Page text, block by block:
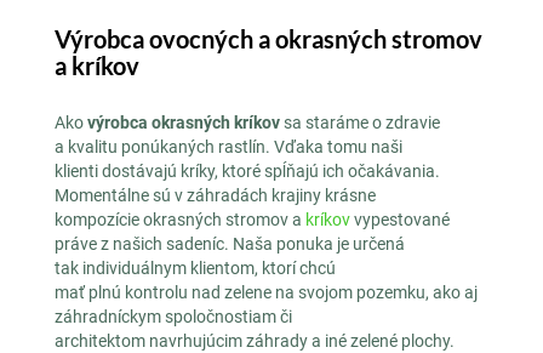
Výrobca ovocných a okrasných stromov
a kríkov
Akovýrobca okrasných kríkov sa staráme o zdravie
a kvalitu ponúkaných rastlín. Vďaka tomu naši
klienti dostávajú kríky, ktoré spĺňajú ich očakávania.
Momentálne sú v záhradách krajiny krásne
kompozície okrasných stromov a kríkovvypestované
práve z našich sadeníc. Naša ponuka je určená
tak individuálnym klientom, ktorí chcú
mať plnú kontrolu nad zelene na svojom pozemku, ako aj
záhradníckym spoločnostiam či
architektom navrhujúcim záhrady a iné zelené plochy.